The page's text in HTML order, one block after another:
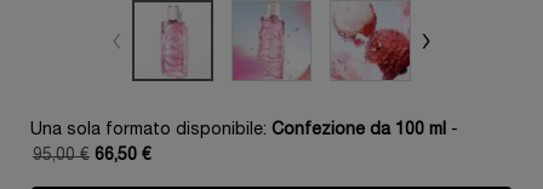
Una sola formato disponibile: Confezione da 100 ml -
Old price
95,00 €
New price
66,50 €